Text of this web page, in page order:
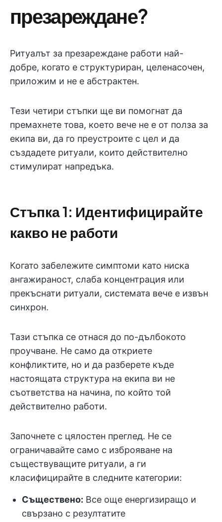
презареждане?
Ритуалът за презареждане работи най-
добре, когато е структуриран, целенасочен,
приложим и не е абстрактен.
Тези четири стъпки ще ви помогнат да
премахнете това, което вече не е от полза за
екипа ви, да го преустроите с цел и да
създадете ритуали, които действително
стимулират напредъка.
Стъпка 1: Идентифицирайте
какво не работи
Когато забележите симптоми като ниска
ангажираност, слаба концентрация или
прекъснати ритуали, системата вече е извън
синхрон.
Тази стъпка се отнася до по-дълбокото
проучване. Не само да откриете
конфликтите, но и да разберете къде
настоящата структура на екипа ви не
съответства на начина, по който той
действително работи.
Започнете с цялостен преглед. Не се
ограничавайте само с изброяване на
съществуващите ритуали, а ги
класифицирайте в следните категории:
Съществено: Все още енергизиращо и
свързано с резултатите